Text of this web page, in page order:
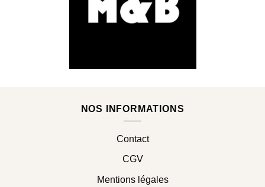
NOS INFORMATIONS
Contact
CGV
Mentions légales